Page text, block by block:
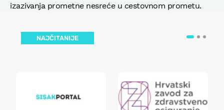
izazivanja prometne nesreće u cestovnom prometu.
NAJČITANIJE